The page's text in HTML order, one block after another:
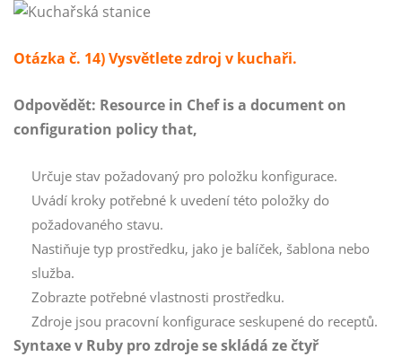
Otázka č. 14) Vysvětlete zdroj v kuchaři.
Odpovědět: Resource in Chef is a document on
configuration policy that,
Určuje stav požadovaný pro položku konfigurace.
Uvádí kroky potřebné k uvedení této položky do
požadovaného stavu.
Nastiňuje typ prostředku, jako je balíček, šablona nebo
služba.
Zobrazte potřebné vlastnosti prostředku.
Zdroje jsou pracovní konfigurace seskupené do receptů.
Syntaxe v Ruby pro zdroje se skládá ze čtyř